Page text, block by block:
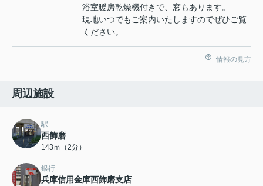
浴室暖房乾燥機付きで、窓もあります。
現地いつでもご案内いたしますのでぜひご覧
ください。
情報の見方
周辺施設
駅
西飾磨
143ｍ（2分）
銀行
兵庫信用金庫西飾磨支店